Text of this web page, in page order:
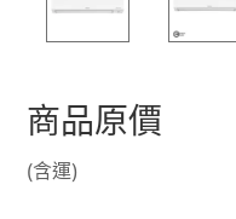
商品原價
(含運)